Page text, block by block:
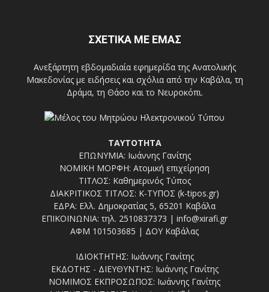
ΣΧΕΤΙΚΑ ΜΕ ΕΜΑΣ
Ανεξάρτητη εβδομαδιαία εφημερίδα της Ανατολικής
Μακεδονίας με ειδήσεις και σχόλια από την Καβάλα, τη
Δράμα, τη Θάσο και το Νευροκόπι.
ΤΑΥΤΟΤΗΤΑ
ΕΠΩΝΥΜΙΑ: Ιωάννης Γανίτης
ΝΟΜΙΚΗ ΜΟΡΦΗ: Ατομική επιχείρηση
ΤΙΤΛΟΣ: Καθημερινός Τύπος
ΔΙΑΚΡΙΤΙΚΟΣ ΤΙΤΛΟΣ: Κ-ΤΥΠΟΣ (k-tipos.gr)
ΕΔΡΑ: Ελλ. Δημοκρατίας 5, 65201 Καβάλα
ΕΠΙΚΟΙΝΩΝΙΑ: τηλ. 2510837373 | info@xirafi.gr
ΑΦΜ 101503685 | ΔΟΥ Καβάλας
ΙΔΙΟΚΤΗΤΗΣ: Ιωάννης Γανίτης
ΕΚΔΟΤΗΣ - ΔΙΕΥΘΥΝΤΗΣ: Ιωάννης Γανίτης
ΝΟΜΙΜΟΣ ΕΚΠΡΟΣΩΠΟΣ: Ιωάννης Γανίτης